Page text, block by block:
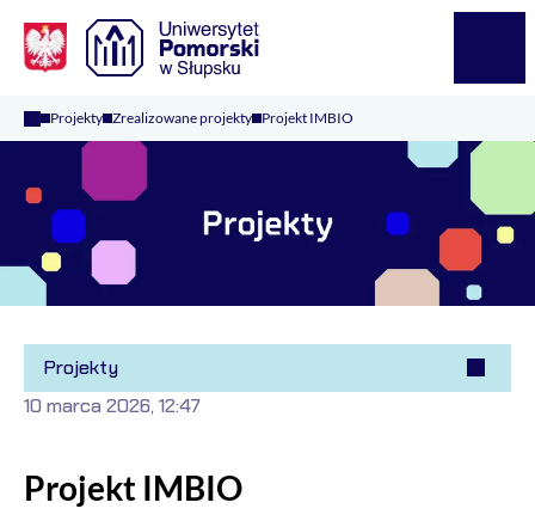
Projekty Zrealizowane projekty Projekt IMBIO
Projekty
Projekt IMBIO
10 marca 2026, 12:47